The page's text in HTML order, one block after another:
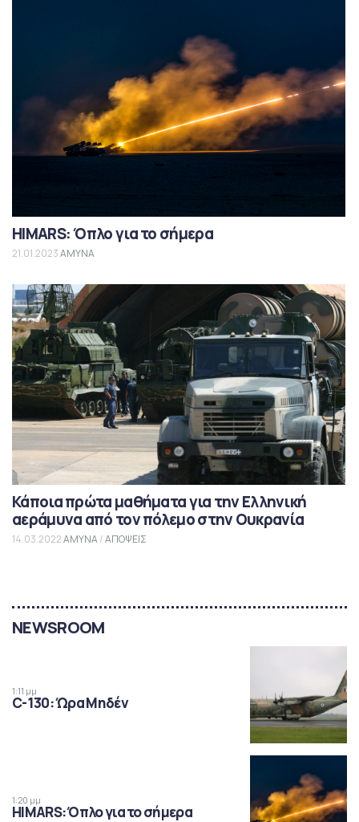
HIMARS: Όπλο για το σήμερα
21.01.2023ΑΜΥΝΑ
Κάποια πρώτα μαθήματα για την Ελληνική
αεράμυνα από τον πόλεμο στην Ουκρανία
14.03.2022ΑΜΥΝΑ/ΑΠΟΨΕΙΣ
NEWSROOM
1:11 μμ
C-130: Ώρα Μηδέν
1:20 μμ
HIMARS: Όπλο για το σήμερα